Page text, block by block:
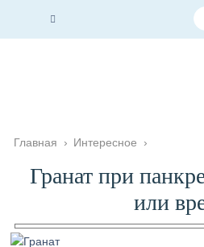
Главная › Интересное ›
Гранат при
или